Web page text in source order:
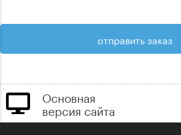
Основная
версия сайта